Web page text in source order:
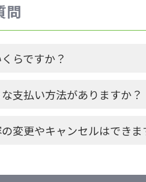
問
らですか？
支払い方法がありますか？
変更やキャンセルはできま